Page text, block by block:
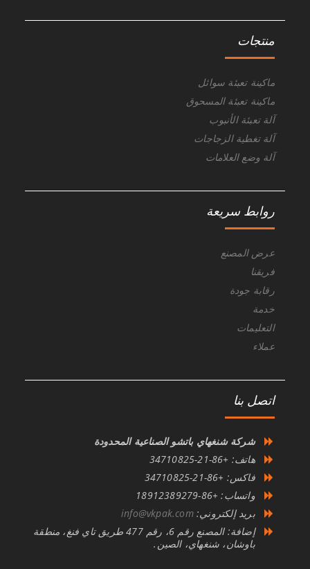
منتجات
ماكينة تعبئة سوائل
ماكينة تعبئة المسحوق
آلة تعبئة الأنبوب
آلة تغطية الزجاجات
آلة وضع العلامات
روابط سريعة
عرض المصنع
فريقنا
رقابة جودة
خدمة
التعليمات
عملاء
اتصل بنا
شركة شنغهاي باتشو الصناعية المحدودة
هاتف: +86-21-34710825
فاكس: +86-21-34710825
واتساب: +86-18912389279
بريد إلكتروني:info@vkpak.com
إضافة: المصنع رقم 6، رقم 477 طريق تاي فنغ، منطقة
باوشان، شنغهاي، الصين.